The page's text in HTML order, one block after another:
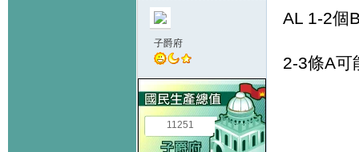
子爵府
11251
AL 1-2個
2-3條A可